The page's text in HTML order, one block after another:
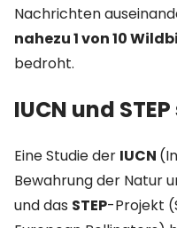
Nachrichten
nahezu 1 von 10
bedroht.
IUCN und
Eine Studie der IUCN
Bewahrung der Natur
und das STEP-Projekt